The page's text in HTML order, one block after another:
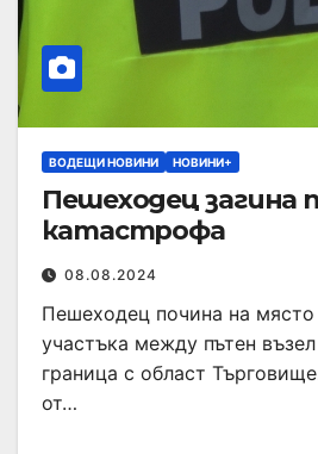
ВОДЕЩИ НОВИНИ НОВИНИ+
Пешеходец загина
катастрофа
08.08.2024
Пешеходец почина на
участъка между пътен
граница с област
от…